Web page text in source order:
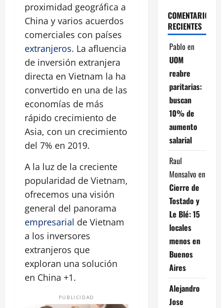
proximidad geográfica a
China y varios acuerdos
comerciales con países
extranjeros. La afluencia
de inversión extranjera
directa en Vietnam la ha
convertido en una de las
economías de más
rápido crecimiento de
Asia, con un crecimiento
del 7% en 2019.
A la luz de la creciente
popularidad de Vietnam,
ofrecemos una visión
general del panorama
empresarial de Vietnam
a los inversores
extranjeros que
exploran una solución
en China +1.
PUBLICIDAD
COMENTARIOS
RECIENTES
Pablo en
UOM
reabre
paritarias:
buscan
10% de
aumento
salarial
Raul
Monsalvo en
Cierre de
Tostado y
Le Blé: 15
locales
menos en
Buenos
Aires
Alejandro
Jose